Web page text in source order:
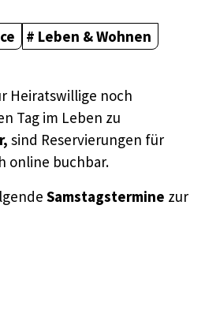
Leben & Wohnen
Heiratswillige noch
Tag im Leben zu
sind Reservierungen für
online buchbar.
Samstagstermine zur